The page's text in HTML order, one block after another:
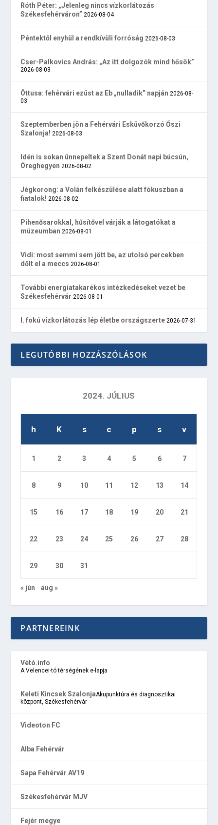
Róth Péter: „Jelenleg nincs vízkorlátozás
Székesfehérváron” 2026-08-04
Péntektől enyhül a rendkívüli forróság 2026-08-03
Cser-Palkovics András: „Az itt dolgozók mind hősök”
2026-08-03
Öttusa: fehérvári ezüst az Eb „nulladik” napján 2026-08-
03
Szeptemberben jön a Fehérvári Esküvőkorzó Őszi
Szalonja! 2026-08-03
Idén is sokan ünnepeltek a Szent Donát napi búcsún,
Öreghegyen 2026-08-02
Jégkorong: a Volán felkészülése alatt fókuszban a
fiatalok! 2026-08-02
Pihenősarokkal, hűsítővel várják a látogatókat a
múzeumban 2026-08-01
Vidi: most semmi sem jött be, az utolsó percekben
dőlt el a meccs 2026-08-01
További energiatakarékos intézkedéseket vezet be
Székesfehérvár 2026-08-01
I. fokú vízkorlátozás lép életbe országszerte 2026-07-31
LEGUTÓBBI HOZZÁSZÓLÁSOK
2024. JÚLIUS
h K s c p s v
1 2 3 4 5 6 7
8 9 10 11 12 13 14
15 16 17 18 19 20 21
22 23 24 25 26 27 28
29 30 31
« jún aug »
PARTNEREINK
Vétó.info
A Velencei-tó térségének e-lapja
Keleti Kincsek SzalonjaAkupunktúra és diagnosztikai
központ, Székesfehérvár
Videoton FC
Alba Fehérvár
Sapa Fehérvár AV19
Székesfehérvár MJV
Fejér megye